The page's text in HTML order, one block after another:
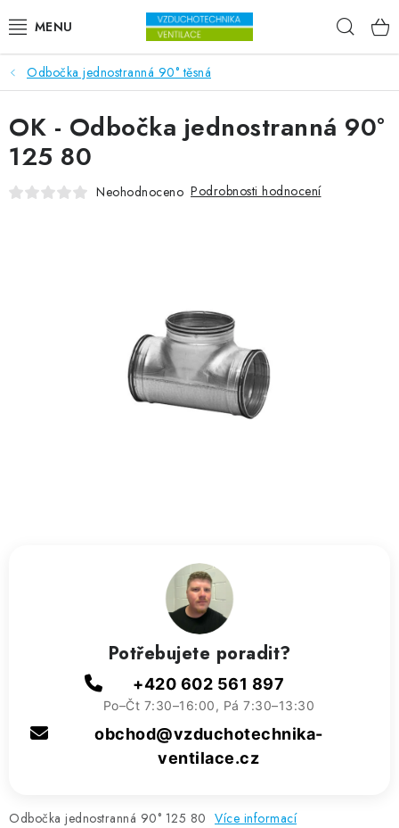
VENTILÁTORY
VZDUCHOTECHNIKA
REKUPERACE
ZVLHČOVAČE VZDUCHU PRŮMYSLOVÉ
Kontakty
Odbočka jednostranná 90° těsná
Odbočka jednostranná 90° 125 80 Více informací
OK - Odbočka jednostranná 90°
125 80
Neohodnoceno Podrobnosti hodnocení
Potřebujete poradit?
+420 602 561 897
Po–Čt 7:30–16:00, Pá 7:30–13:30
obchod@vzduchotechnika-
ventilace.cz